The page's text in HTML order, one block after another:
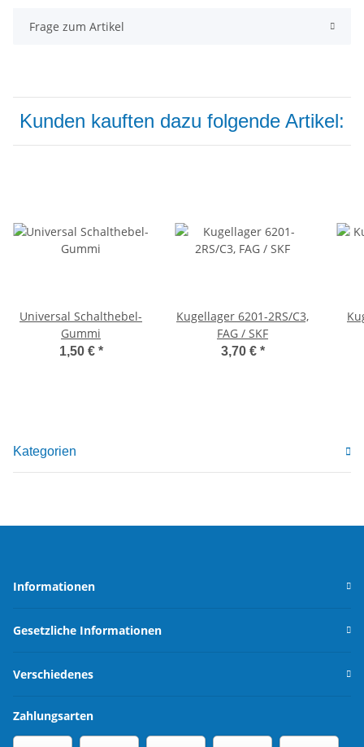
Frage zum Artikel
Kunden kauften dazu folgende Artikel:
Universal Schalthebel-
Gummi
1,50 € *
Kugellager 6201-2RS/C3,
FAG / SKF
3,70 € *
Kategorien
Informationen
Gesetzliche Informationen
Verschiedenes
Zahlungsarten